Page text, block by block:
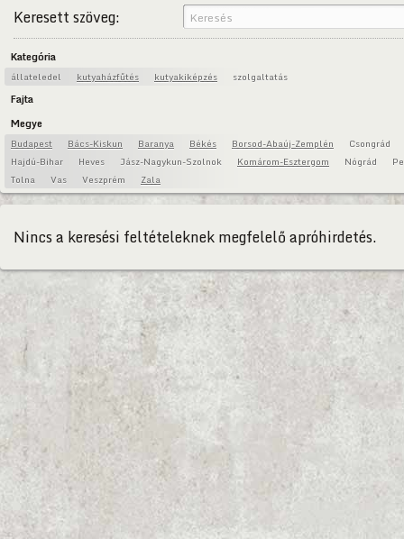
Keresett szöveg:
Kategória
állateledel kutyaházfűtés kutyakiképzés szolgaltatás
Fajta
Megye
Budapest Bács-Kiskun Baranya Békés Borsod-Abaúj-Zemplén
Csongrád
Hajdú-Bihar
Heves Jász-Nagykun-Szolnok Komárom-Esztergom Nógrád
Tolna
Vas Veszprém Zala
Nincs a keresési feltételeknek megfelelő apróhirdetés.